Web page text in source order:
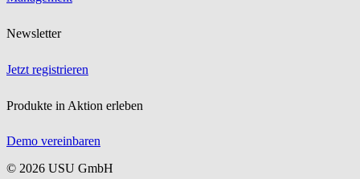
Newsletter
Jetzt registrieren
Produkte in Aktion erleben
Demo vereinbaren
© 2026 USU GmbH